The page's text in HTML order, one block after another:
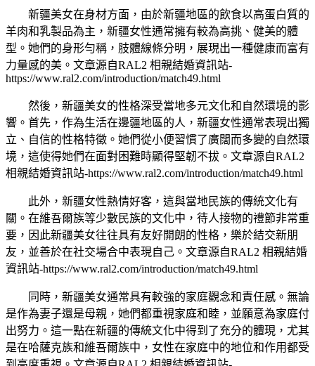
新疆美女在身材方面，由於新疆地區的飲食以高蛋白質的
羊肉和乳製品為主，新疆女性通常擁有較為高挑、健美的體
型。她們的身形勻稱，肢體線條分明，展現出一種健康而富有
力量感的美。 文章源自RAL2 相親結婚資訊站-
https://www.ral2.com/introduction/match49.html
然後，新疆美女的性格深受當地多元文化和自然環境的影
響。首先，作為生活在邊疆地區的人，新疆女性通常表現出獨
立、自信的性格特徵。她們從小便習慣了廣闊而多變的自然環
境，這使得她們在面對困難時顯得堅韌不拔。 文章源自RAL2
相親結婚資訊站-https://www.ral2.com/introduction/match49.html
此外，新疆女性熱情好客，這與當地民族的傳統文化有
關。在維吾爾族等少數民族的文化中，待人接物的禮節非常重
要，因此新疆美女往往具有友好開朗的性格，樂於結交新朋
友，並善於在社交場合中表現自己。 文章源自RAL2 相親結婚
資訊站-https://www.ral2.com/introduction/match49.html
同時，新疆美女通常具有較強的家庭觀念和責任感。無論
是作為妻子還是母親，她們都重視家庭和睦，並願意為家庭付
出努力。這一點在新疆的傳統文化中得到了充分的體現，尤其
是在哈薩克族和維吾爾族中，女性在家庭中的地位和作用都受